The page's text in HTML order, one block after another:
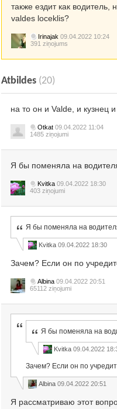
также ездит как
valdes loceklis?
Irinajak 09.04.2022 10:24
391 ziņojums
Atbildes (20)
на то он и Valde, и кузнец
Otkat 09.04.2022 11:04
1485 ziņojumi
Я бы поменяла на
Kvitka 09.04.2022 18:30
403 ziņojumi
Я бы поменяла на
Kvitka 09.04.2022 18:30
Зачем? Если он по
Albina 09.04.2022 20:51
65112 ziņojumi
Я бы поменяла на
Kvitka 09.04.2022
Зачем? Если он по
Albina 09.04.2022 20:51
Я рассматриваю этот